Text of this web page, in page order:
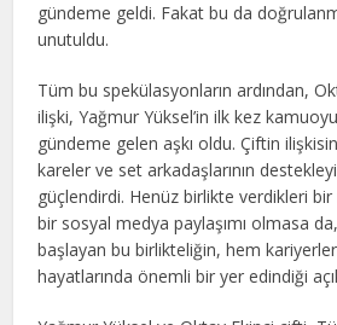
gündeme geldi. Fakat bu da
unutuldu.
Tüm bu spekülasyonların ardından,
ilişki, Yağmur Yüksel’in ilk kez
gündeme gelen aşkı oldu. Çiftin
kareler ve set arkadaşlarının
güçlendirdi. Henüz birlikte verdikleri
bir sosyal medya paylaşımı olmasa
başlayan bu birlikteliğin, hem
hayatlarında önemli bir yer edindiği